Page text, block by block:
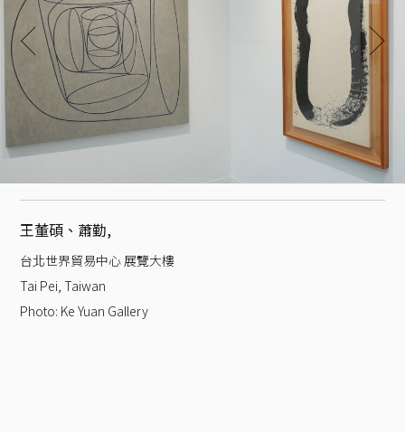
王董碩、蕭勤,
台北世界貿易中心 展覽大樓
Tai Pei, Taiwan
Photo: Ke Yuan Gallery